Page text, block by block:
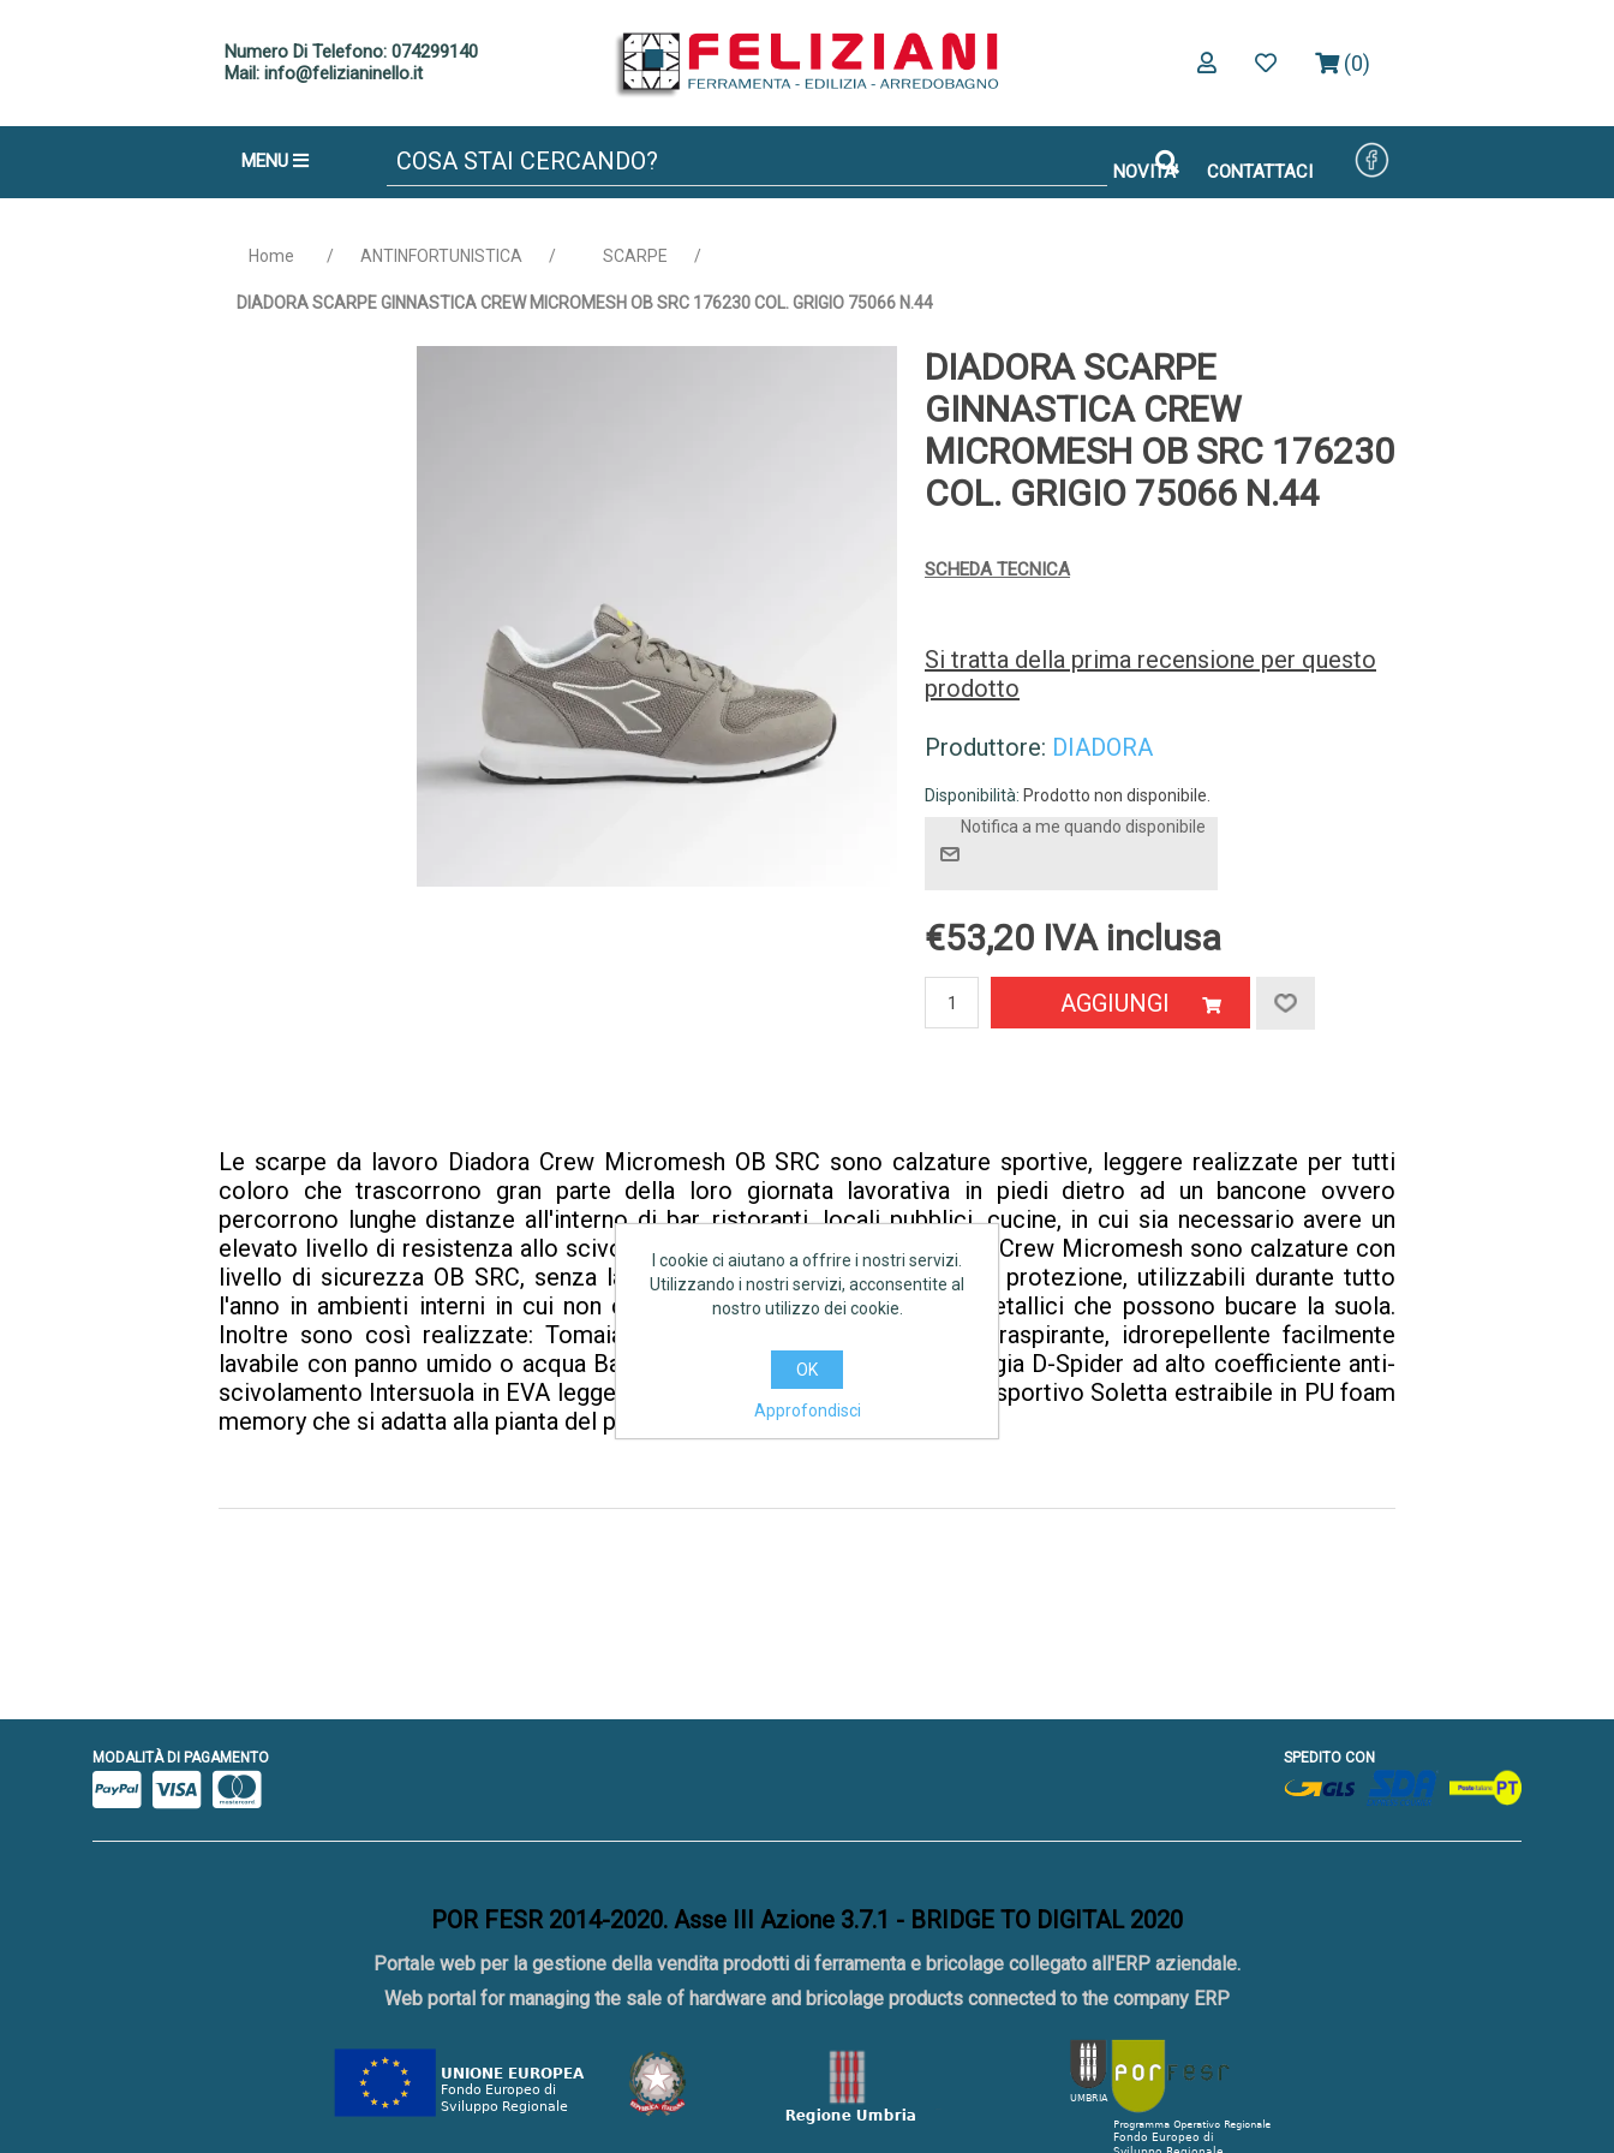
Numero Di Telefono: 074299140
Mail: info@felizianinello.it
(0)
MENU NOVITA' CONTATTACI
Home / ANTINFORTUNISTICA / SCARPE /
DIADORA SCARPE GINNASTICA CREW MICROMESH OB SRC 176230 COL. GRIGIO 75066 N.44
DIADORA SCARPE
GINNASTICA CREW
MICROMESH OB SRC 176230
COL. GRIGIO 75066 N.44
SCHEDA TECNICA
Si tratta della prima recensione per questo
prodotto
Produttore: DIADORA
Disponibilità: Prodotto non disponibile.
Notifica a me quando disponibile
€53,20 IVA inclusa
AGGIUNGI
Le scarpe da lavoro Diadora Crew Micromesh OB SRC sono calzature sportive, leggere realizzate per tutti
coloro che trascorrono gran parte della loro giornata lavorativa in piedi dietro ad un bancone ovvero
percorrono lunghe distanze all'interno di bar, ristoranti, locali pubblici, cucine, in cui sia necessario avere un
elevato livello di resistenza allo scivolamento e un comfort estremo. Le Crew Micromesh sono calzature con
livello di sicurezza OB SRC, senza lamina antiperforazione e puntale di protezione, utilizzabili durante tutto
l'anno in ambienti interni in cui non ci siano pericoli da chiodi, punti metallici che possono bucare la suola.
Inoltre sono così realizzate: Tomaia in microfibra e inserti in mesh traspirante, idrorepellente facilmente
lavabile con panno umido o acqua Battistrada slip-resistant con tecnologia D-Spider ad alto coefficiente anti-
scivolamento Intersuola in EVA leggero e flessibile, derivante dal mondo sportivo Soletta estraibile in PU foam
memory che si adatta alla pianta del piede Calzata Mondopoint pari a 10.
MODALITÀ DI PAGAMENTO SPEDITO CON
POR FESR 2014-2020. Asse III Azione 3.7.1 - BRIDGE TO DIGITAL 2020
Portale web per la gestione della vendita prodotti di ferramenta e bricolage collegato all'ERP aziendale.
Web portal for managing the sale of hardware and bricolage products connected to the company ERP
I cookie ci aiutano a offrire i nostri servizi.
Utilizzando i nostri servizi, acconsentite al
nostro utilizzo dei cookie.
OK
Approfondisci